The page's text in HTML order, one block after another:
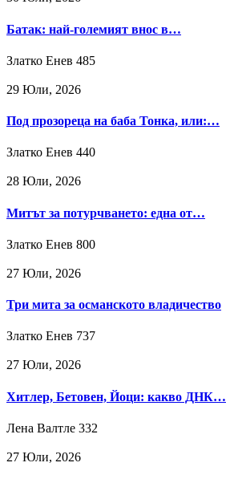
Батак: най-големият внос в…
Златко Енев 485
29 Юли, 2026
Под прозореца на баба Тонка, или:…
Златко Енев 440
28 Юли, 2026
Митът за потурчването: една от…
Златко Енев 800
27 Юли, 2026
Три мита за османското владичество
Златко Енев 737
27 Юли, 2026
Хитлер, Бетовен, Йоци: какво ДНК…
Лена Валтле 332
27 Юли, 2026